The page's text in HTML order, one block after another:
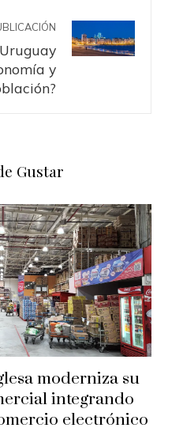
y
Gustar
moderniza su
integrando
electrónico